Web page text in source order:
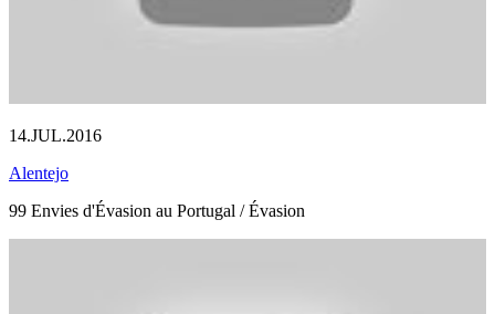
14.JUL.2016
Alentejo
99 Envies d'Évasion au Portugal / Évasion